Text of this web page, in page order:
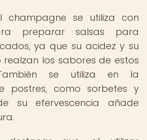
champagne se utiliza con
preparar salsas para
ya que su acidez y su
los sabores de estos
También se utiliza en la
postres, como sorbetes y
su efervescencia añade